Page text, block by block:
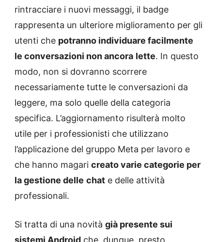
rintracciare i nuovi messaggi, il badge
rappresenta un ulteriore miglioramento per gli
utenti che potranno individuare facilmente
le conversazioni non ancora lette. In questo
modo, non si dovranno scorrere
necessariamente tutte le conversazioni da
leggere, ma solo quelle della categoria
specifica. L’aggiornamento risulterà molto
utile per i professionisti che utilizzano
l’applicazione del gruppo Meta per lavoro e
che hanno magari creato varie categorie per
la gestione delle chat e delle attività
professionali.
Si tratta di una novità già presente sui